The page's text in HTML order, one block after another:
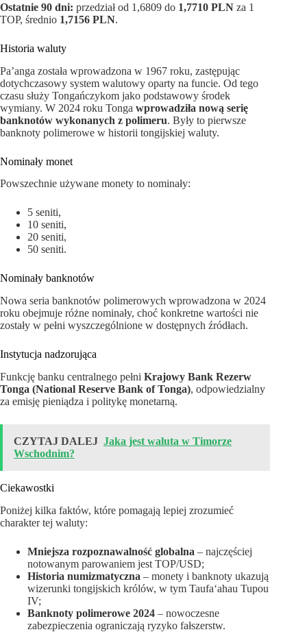
Ostatnie 90 dni: przedział od 1,6809 do 1,7710 PLN za 1
TOP, średnio 1,7156 PLN.
Historia waluty
Pa’anga została wprowadzona w 1967 roku, zastępując
dotychczasowy system walutowy oparty na funcie. Od tego
czasu służy Tongańczykom jako podstawowy środek
wymiany. W 2024 roku Tonga wprowadziła nową serię
banknotów wykonanych z polimeru. Były to pierwsze
banknoty polimerowe w historii tongijskiej waluty.
Nominały monet
Powszechnie używane monety to nominały:
5 seniti,
10 seniti,
20 seniti,
50 seniti.
Nominały banknotów
Nowa seria banknotów polimerowych wprowadzona w 2024
roku obejmuje różne nominały, choć konkretne wartości nie
zostały w pełni wyszczególnione w dostępnych źródłach.
Instytucja nadzorująca
Funkcję banku centralnego pełni Krajowy Bank Rezerw
Tonga (National Reserve Bank of Tonga), odpowiedzialny
za emisję pieniądza i politykę monetarną.
CZYTAJ DALEJ Jaka jest waluta w Timorze
Wschodnim?
Ciekawostki
Poniżej kilka faktów, które pomagają lepiej zrozumieć
charakter tej waluty:
Mniejsza rozpoznawalność globalna – najczęściej
notowanym parowaniem jest TOP/USD;
Historia numizmatyczna – monety i banknoty ukazują
wizerunki tongijskich królów, w tym Taufaʻahau Tupou
IV;
Banknoty polimerowe 2024 – nowoczesne
zabezpieczenia ograniczają ryzyko fałszerstw.